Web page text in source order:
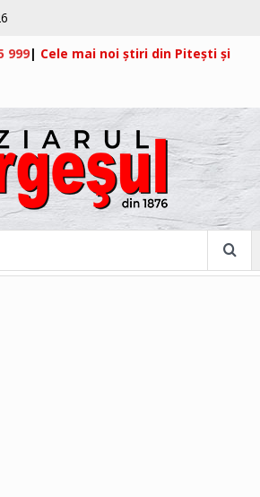
999| Cele mai noi știri din Pitești și